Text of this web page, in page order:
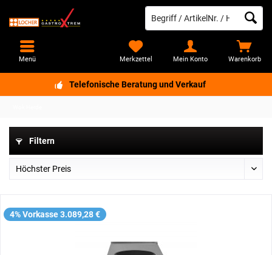
Telefonische Beratung und Verkauf
Warenkorb
Merkzettel Mein Konto
Menü
Filtern
4% Vorkasse 3.089,28 €